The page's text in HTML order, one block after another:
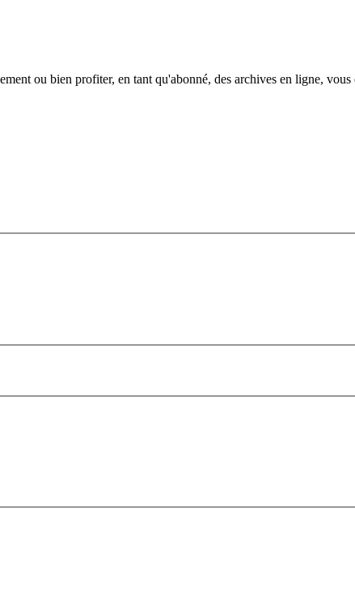
ou bien profiter, en tant qu'abonné, des archives en ligne,